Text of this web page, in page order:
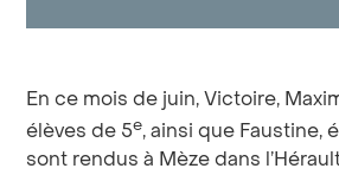
En ce mois de juin, Victoire,
élèves de 5e, ainsi que Faustine,
sont rendus à Mèze dans